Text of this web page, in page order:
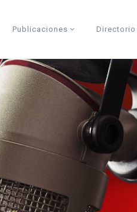
Publicaciones Directorio